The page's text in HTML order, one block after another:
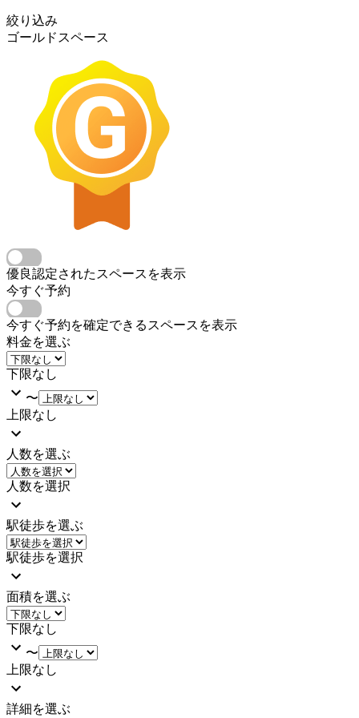
絞り込み
ゴールドスペース
優良認定されたスペースを表示
今すぐ予約
今すぐ予約を確定できるスペースを表示
料金を選ぶ
下限なし
〜
上限なし
人数を選ぶ
人数を選択
駅徒歩を選ぶ
駅徒歩を選択
面積を選ぶ
下限なし
〜
上限なし
詳細を選ぶ